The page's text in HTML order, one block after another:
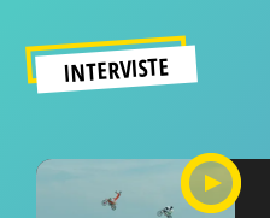
INTERVISTE